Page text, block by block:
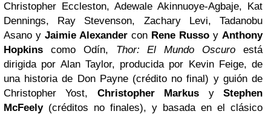
Christopher Eccleston, Adewale Akinnuoye-Agbaje, Kat
Dennings, Ray Stevenson, Zachary Levi, Tadanobu
Asano y Jaimie Alexander con Rene Russo y Anthony
Hopkins como Odín, Thor: El Mundo Oscuro está
dirigida por Alan Taylor, producida por Kevin Feige, de
una historia de Don Payne (crédito no final) y guión de
Christopher Yost, Christopher Markus yStephen
McFeely(créditos no finales), y basada en el clásico